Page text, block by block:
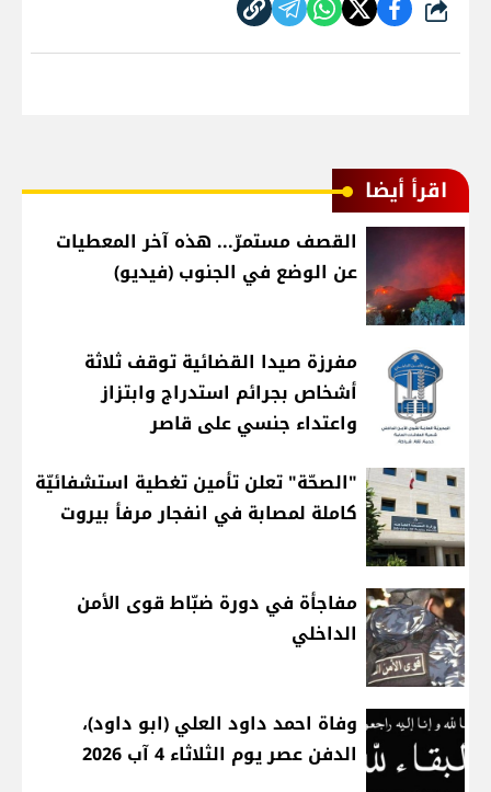
شارك
اقرأ أيضا
القصف مستمرّ... هذه آخر المعطيات
عن الوضع في الجنوب (فيديو)
مفرزة صيدا القضائية توقف ثلاثة
أشخاص بجرائم استدراج وابتزاز
واعتداء جنسي على قاصر
"الصحّة" تعلن تأمين تغطية استشفائيّة
كاملة لمصابة في انفجار مرفأ بيروت
مفاجأة في دورة ضبّاط قوى الأمن
الداخلي
وفاة احمد داود العلي (ابو داود)،
الدفن عصر يوم الثلاثاء 4 آب 2026